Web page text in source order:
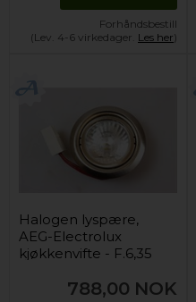
Forhåndsbestill
(Lev. 4-6 virkedager. Les her)
Halogen lyspære,
AEG-Electrolux
kjøkkenvifte - F.6,35
788,00 NOK